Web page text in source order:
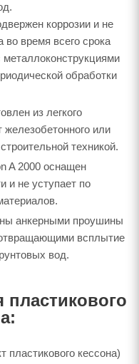
коррозии и не
во время всего срока
обработки
из легкого
железобетонного или
техникой.
A 2000 оснащен
и не уступает по
анкерными проушины
всплытие
вод.
пластикового кессона)